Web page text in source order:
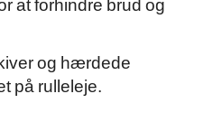
og hærdede
på rulleleje.